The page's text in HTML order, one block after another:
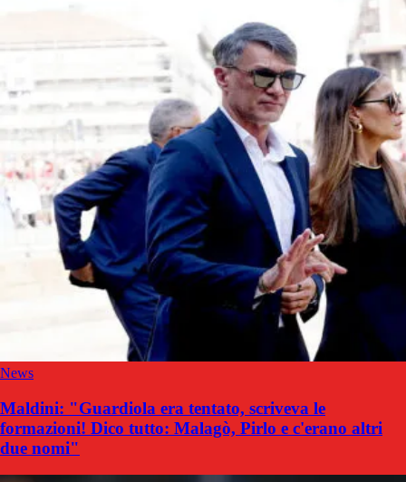
News
Maldini: "Guardiola era tentato, scriveva le
formazioni! Dico tutto: Malagò, Pirlo e c'erano altri
due nomi"